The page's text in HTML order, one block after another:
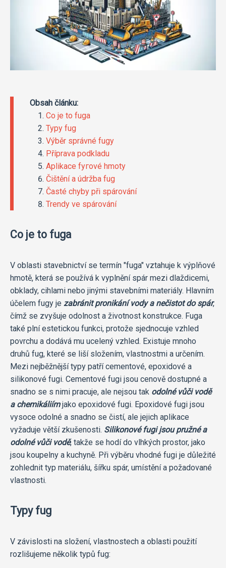
Obsah článku:
Co je to fuga
Typy fug
Výběr správné fugy
Příprava podkladu
Aplikace fугоvé hmoty
Čištění a údržba fug
Časté chyby při spárování
Trendy ve spárování
Co je to fuga
V oblasti stavebnictví se termín "fuga" vztahuje k výplňové
hmotě, která se používá k vyplnění spár mezi dlaždicemi,
obklady, cihlami nebo jinými stavebními materiály. Hlavním
účelem fugy je zabránit pronikání vody a nečistot do spár,
čímž se zvyšuje odolnost a životnost konstrukce. Fuga
také plní estetickou funkci, protože sjednocuje vzhled
povrchu a dodává mu ucelený vzhled. Existuje mnoho
druhů fug, které se liší složením, vlastnostmi a určením.
Mezi nejběžnější typy patří cementové, epoxidové a
silikonové fugi. Cementové fugi jsou cenově dostupné a
snadno se s nimi pracuje, ale nejsou tak odolné vůči vodě
a chemikáliímjako epoxidové fugi. Epoxidové fugi jsou
vysoce odolné a snadno se čistí, ale jejich aplikace
vyžaduje větší zkušenosti. Silikonové fugi jsou pružné a
odolné vůči vodě, takže se hodí do vlhkých prostor, jako
jsou koupelny a kuchyně. Při výběru vhodné fugi je důležité
zohlednit typ materiálu, šířku spár, umístění a požadované
vlastnosti.
Typy fug
V závislosti na složení, vlastnostech a oblasti použití
rozlišujeme několik typů fug: